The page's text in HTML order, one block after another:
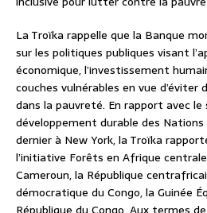
La Troïka rappelle que la Banque
sur les politiques publiques visant
économique, l’investissement
couches vulnérables en vue d’éviter
dans la pauvreté. En rapport avec
développement durable des
dernier à New York, la Troïka
l’initiative Forêts en Afrique
Cameroun, la République
démocratique du Congo, la Guinée